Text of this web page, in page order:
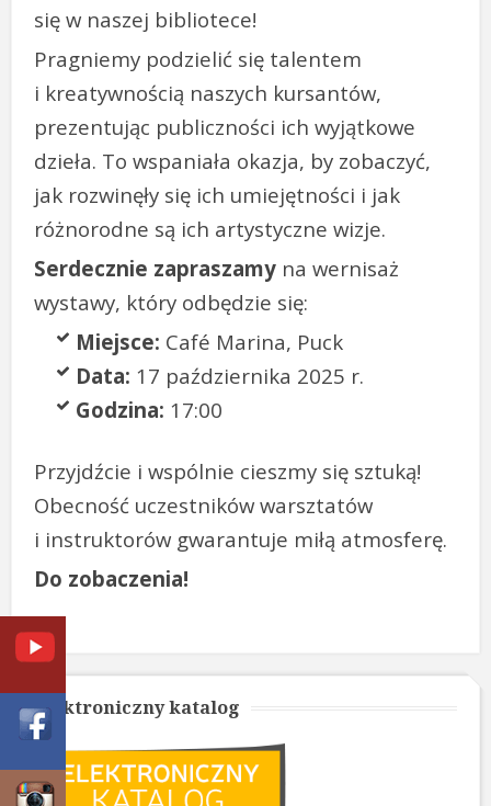
się w naszej bibliotece!
Pragniemy podzielić się talentem
i kreatywnością naszych kursantów,
prezentując publiczności ich wyjątkowe
dzieła. To wspaniała okazja, by zobaczyć,
jak rozwinęły się ich umiejętności i jak
różnorodne są ich artystyczne wizje.
Serdecznie zapraszamy na wernisaż
wystawy, który odbędzie się:
Miejsce: Café Marina, Puck
Data: 17 października 2025 r.
Godzina: 17:00
Przyjdźcie i wspólnie cieszmy się sztuką!
Obecność uczestników warsztatów
i instruktorów gwarantuje miłą atmosferę.
Do zobaczenia!
Elektroniczny katalog